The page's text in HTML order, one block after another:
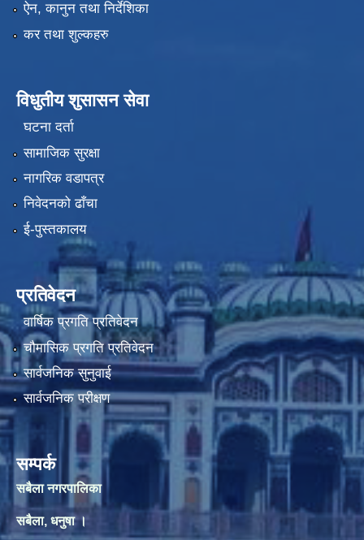
ऐन, कानुन तथा निर्देशिका
कर तथा शुल्कहरु
विधुतीय शुसासन सेवा
घटना दर्ता
सामाजिक सुरक्षा
नागरिक वडापत्र
निवेदनको ढाँचा
ई-पुस्तकालय
प्रतिवेदन
वार्षिक प्रगति प्रतिवेदन
चौमासिक प्रगति प्रतिवेदन
सार्वजनिक सुनुवाई
सार्वजनिक परीक्षण
सम्पर्क
सबैला नगरपालिका
सबैला, धनुषा ।